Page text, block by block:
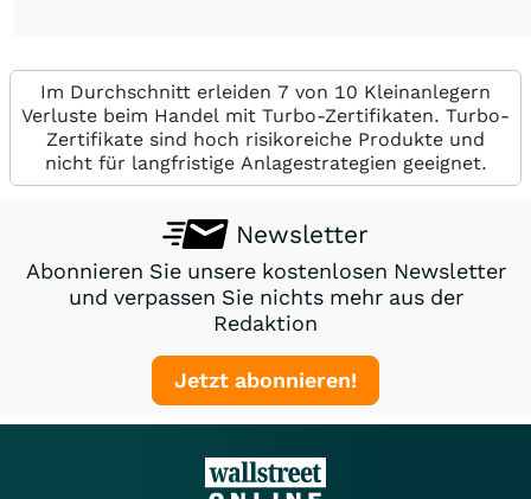
Im Durchschnitt erleiden 7 von 10 Kleinanlegern
Verluste beim Handel mit Turbo-Zertifikaten. Turbo-
Zertifikate sind hoch risikoreiche Produkte und
nicht für langfristige Anlagestrategien geeignet.
Newsletter
Abonnieren Sie unsere kostenlosen Newsletter
und verpassen Sie nichts mehr aus der
Redaktion
Jetzt abonnieren!